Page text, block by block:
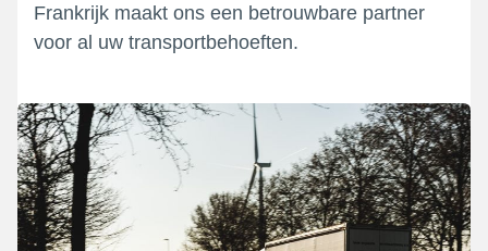
Frankrijk maakt ons een betrouwbare partner
voor al uw transportbehoeften.